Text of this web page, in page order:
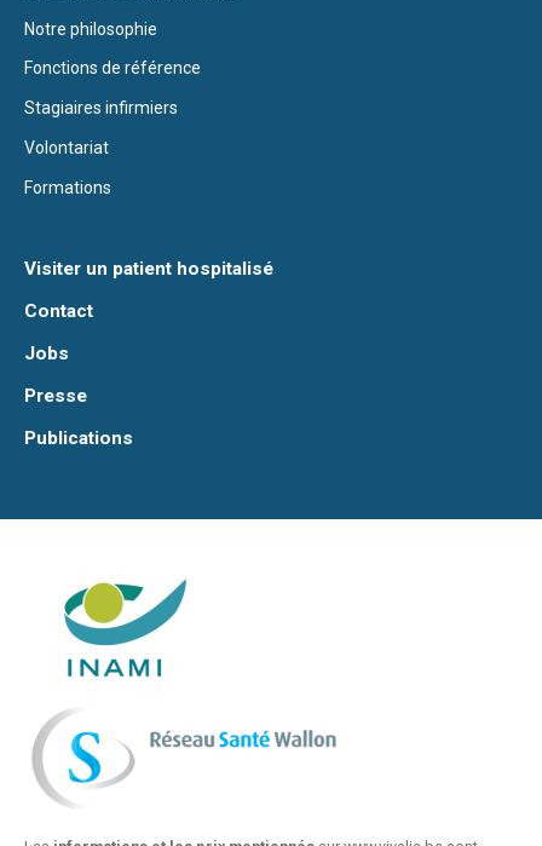
Notre philosophie
Fonctions de référence
Stagiaires infirmiers
Volontariat
Formations
Visiter un patient hospitalisé
Contact
Jobs
Presse
Publications